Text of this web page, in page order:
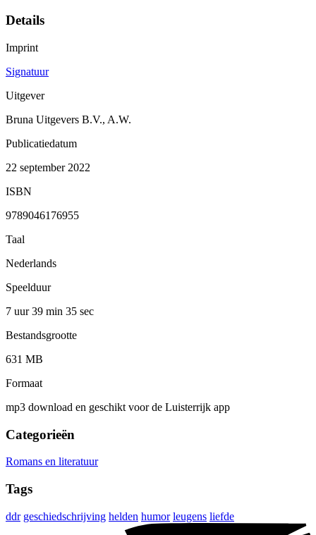
Details
Imprint
Signatuur
Uitgever
Bruna Uitgevers B.V., A.W.
Publicatiedatum
22 september 2022
ISBN
9789046176955
Taal
Nederlands
Speelduur
7 uur 39 min 35 sec
Bestandsgrootte
631 MB
Formaat
mp3 download en geschikt voor de Luisterrijk app
Categorieën
Romans en literatuur
Tags
ddr geschiedschrijving helden humor leugens liefde